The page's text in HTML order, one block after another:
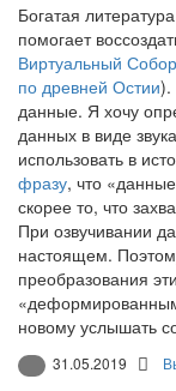
Богатая
помогает
Виртуальный
по древней Остии).
данные. Я хочу
данных в виде
использовать в
фразу, что
скорее то, что
При озвучивании
настоящем.
преобразования
новому услышать
31.05.2019